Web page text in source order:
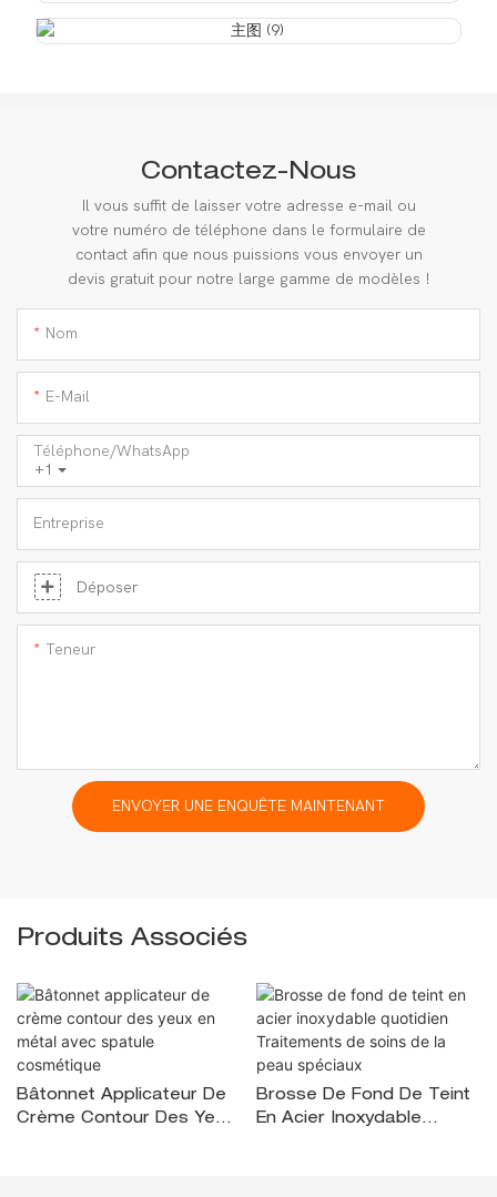
Contactez-Nous
Il vous suffit de laisser votre adresse e-mail ou
votre numéro de téléphone dans le formulaire de
contact afin que nous puissions vous envoyer un
devis gratuit pour notre large gamme de modèles !
Nom
E-Mail
+1
Téléphone/WhatsApp
Entreprise
Déposer
Teneur
ENVOYER UNE ENQUÊTE MAINTENANT
Produits Associés
Bâtonnet Applicateur De
Crème Contour Des Yeux
Brosse De Fond De Teint
En Acier Inoxydable